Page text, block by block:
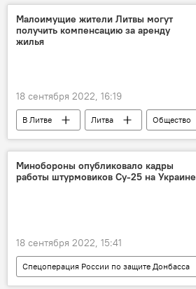
Малоимущие жители Литвы могут
получить компенсацию за аренду
жилья
18 сентября 2022, 16:19
В Литве Литва
Общество
компенсация
аренда
аренда жилья
Минобороны опубликовало кадры
работы штурмовиков Су-25 на Украине
18 сентября 2022, 15:41
Спецоперация России по защите Донбасса